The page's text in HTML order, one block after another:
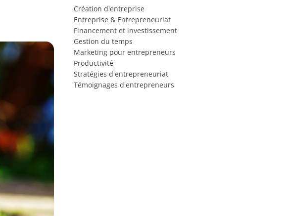
Création d'entreprise
Entreprise & Entrepreneuriat
Financement et investissement
Gestion du temps
Marketing pour entrepreneurs
Productivité
Stratégies d'entrepreneuriat
Témoignages d'entrepreneurs